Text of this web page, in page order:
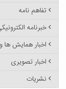
تفاهم نامه
خبرنامه
اخبار همایش ها
اخبار تصویری
نشریات